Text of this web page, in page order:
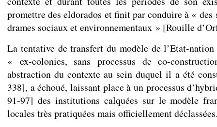
promettre des eldorados et finit par conduire à « des
drames sociaux et environnementaux » [Rouille
La tentative de transfert du modèle de l’Etat-
« ex-colonies, sans processus de co-
abstraction du contexte au sein duquel il a été
338], a échoué, laissant place à un processus
91-97] des institutions calquées sur le modèle
locales très pratiquées mais officiellement